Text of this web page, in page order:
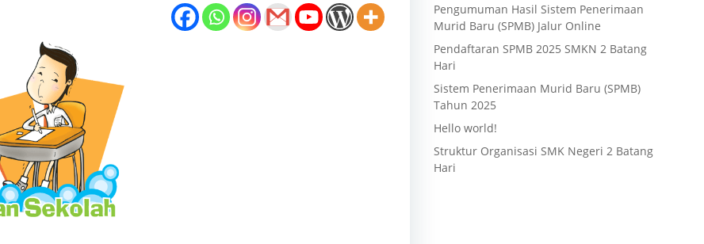
Pengumuman Hasil Sistem Penerimaan
Murid Baru (SPMB) Jalur Online
Pendaftaran SPMB 2025 SMKN 2 Batang
Hari
Sistem Penerimaan Murid Baru (SPMB)
Tahun 2025
Hello world!
Struktur Organisasi SMK Negeri 2 Batang
Hari